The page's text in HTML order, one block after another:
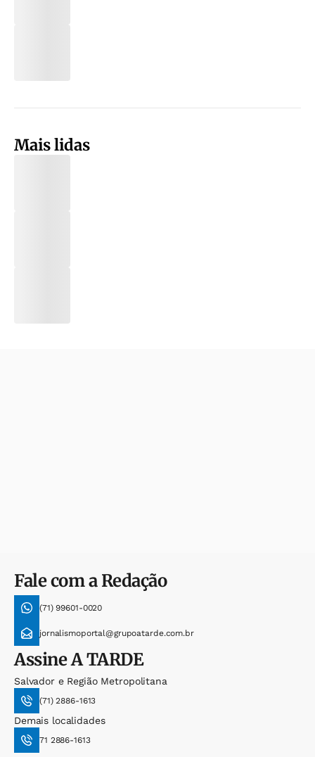
Mais lidas
Fale com a Redação
(71) 99601-0020
jornalismoportal@grupoatarde.com.br
AssineA TARDE
Salvador e Região Metropolitana
(71) 2886-1613
Demais localidades
71 2886-1613